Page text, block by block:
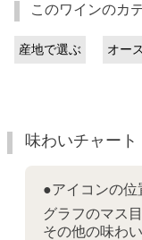
このワインのカ
産地で選ぶ オー
味わいチャート
●アイコンの位
グラフのマス
その他の味わ